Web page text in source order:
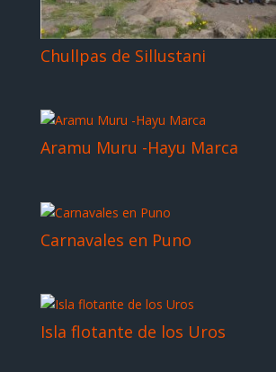
Chullpas de Sillustani
Aramu Muru -Hayu Marca
Carnavales en Puno
Isla flotante de los Uros